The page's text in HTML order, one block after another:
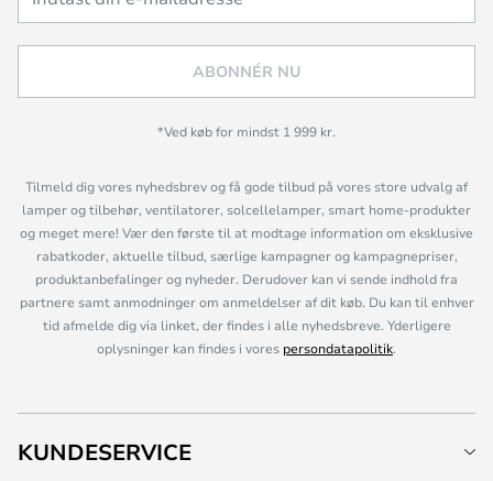
ABONNÉR NU
*Ved køb for mindst 1 999 kr.
Tilmeld dig vores nyhedsbrev og få gode tilbud på vores store udvalg af
lamper og tilbehør, ventilatorer, solcellelamper, smart home-produkter
og meget mere! Vær den første til at modtage information om eksklusive
rabatkoder, aktuelle tilbud, særlige kampagner og kampagnepriser,
produktanbefalinger og nyheder. Derudover kan vi sende indhold fra
partnere samt anmodninger om anmeldelser af dit køb. Du kan til enhver
tid afmelde dig via linket, der findes i alle nyhedsbreve. Yderligere
oplysninger kan findes i vores persondatapolitik.
KUNDESERVICE